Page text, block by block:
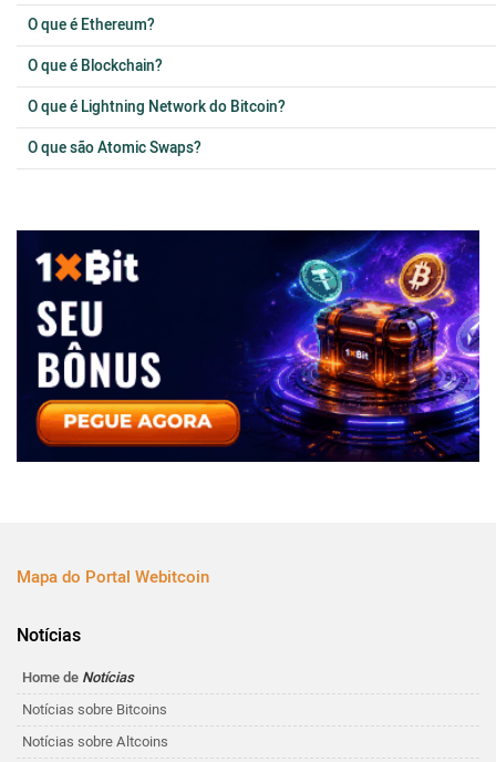
O que é Ethereum?
O que é Blockchain?
O que é Lightning Network do Bitcoin?
O que são Atomic Swaps?
Mapa do Portal Webitcoin
Notícias
Home de Notícias
Notícias sobre Bitcoins
Notícias sobre Altcoins